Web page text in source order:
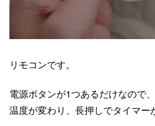
リモコンです。
電源ボタンが1つあるだけなので
温度が変わり、長押しでタイマー